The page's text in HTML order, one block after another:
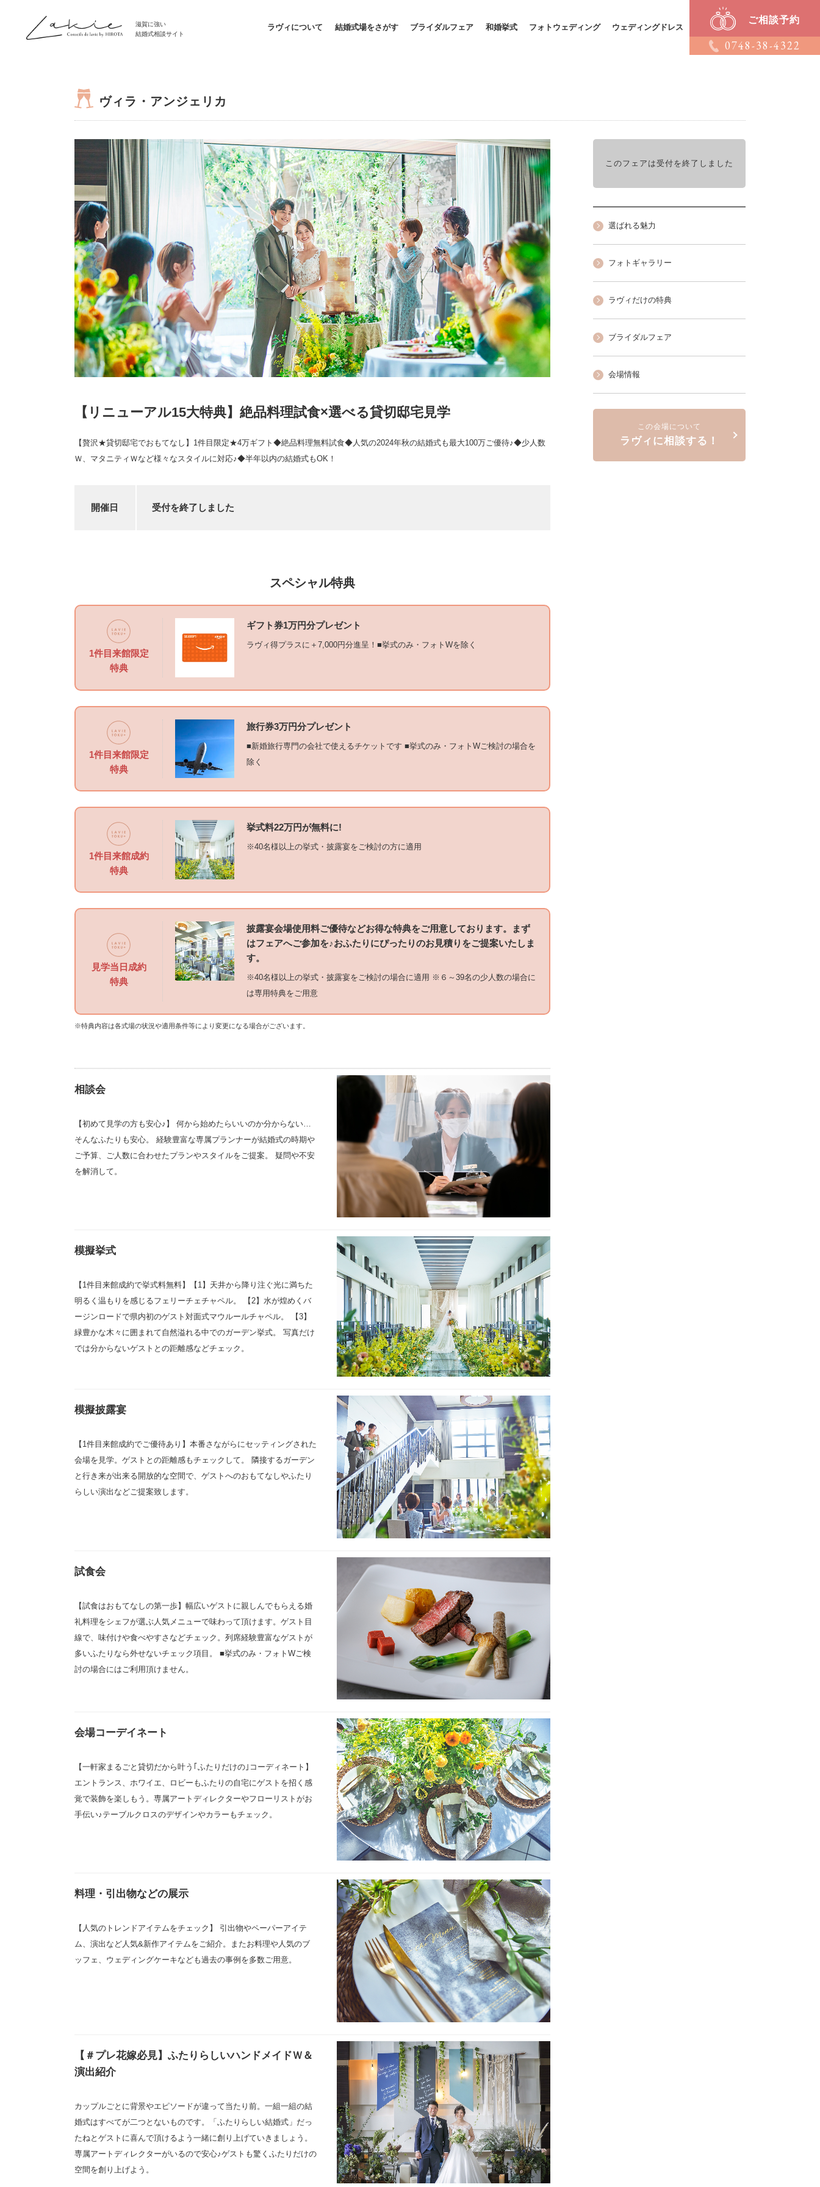
滋賀に強い
結婚式相談サイト
ご相談予約
0748-38-4322
ラヴィについて 結婚式場をさがす ブライダルフェア 和婚挙式 フォトウェディング ウェディングドレス
ヴィラ・アンジェリカ
【リニューアル15大特典】絶品料理試食×選べる貸切邸宅見学
【贅沢★貸切邸宅でおもてなし】1件目限定★4万ギフト◆絶品料理無料試食◆人気の2024年秋の結婚式も最大100万ご優待♪◆少人数
Ｗ、マタニティＷなど様々なスタイルに対応♪◆半年以内の結婚式もOK！
開催日 受付を終了しました
スペシャル特典
1件目来館限定
特典
ギフト券1万円分プレゼント
ラヴィ得プラスに＋7,000円分進呈！■挙式のみ・フォトWを除く
1件目来館限定
特典
旅行券3万円分プレゼント
■新婚旅行専門の会社で使えるチケットです ■挙式のみ・フォトWご検討の場合を
除く
1件目来館成約
特典
挙式料22万円が無料に!
※40名様以上の挙式・披露宴をご検討の方に適用
見学当日成約
特典
披露宴会場使用料ご優待などお得な特典をご用意しております。まず
はフェアへご参加を♪おふたりにぴったりのお見積りをご提案いたしま
す。
※40名様以上の挙式・披露宴をご検討の場合に適用 ※６～39名の少人数の場合に
は専用特典をご用意
※特典内容は各式場の状況や適用条件等により変更になる場合がございます。
相談会
【初めて見学の方も安心♪】 何から始めたらいいのか分からない…
そんなふたりも安心。 経験豊富な専属プランナーが結婚式の時期や
ご予算、ご人数に合わせたプランやスタイルをご提案。 疑問や不安
を解消して。
模擬挙式
【1件目来館成約で挙式料無料】【1】天井から降り注ぐ光に満ちた
明るく温もりを感じるフェリーチェチャペル。 【2】水が煌めくバ
ージンロードで県内初のゲスト対面式マウルールチャペル。 【3】
緑豊かな木々に囲まれて自然溢れる中でのガーデン挙式。 写真だけ
では分からないゲストとの距離感などチェック。
模擬披露宴
【1件目来館成約でご優待あり】本番さながらにセッティングされた
会場を見学。ゲストとの距離感もチェックして。 隣接するガーデン
と行き来が出来る開放的な空間で、ゲストへのおもてなしやふたり
らしい演出などご提案致します。
試食会
【試食はおもてなしの第一歩】幅広いゲストに親しんでもらえる婚
礼料理をシェフが選ぶ人気メニューで味わって頂けます。ゲスト目
線で、味付けや食べやすさなどチェック。列席経験豊富なゲストが
多いふたりなら外せないチェック項目。 ■挙式のみ・フォトWご検
討の場合にはご利用頂けません。
会場コーデイネート
【一軒家まるごと貸切だから叶う｢ふたりだけの｣コーディネート】
エントランス、ホワイエ、ロビーもふたりの自宅にゲストを招く感
覚で装飾を楽しもう。専属アートディレクターやフローリストがお
手伝い♪テーブルクロスのデザインやカラーもチェック。
料理・引出物などの展示
【人気のトレンドアイテムをチェック】 引出物やペーパーアイテ
ム、演出など人気&新作アイテムをご紹介。またお料理や人気のブ
ッフェ、ウェディングケーキなども過去の事例を多数ご用意。
【＃プレ花嫁必見】ふたりらしいハンドメイドＷ＆
演出紹介
カップルごとに背景やエピソードが違って当たり前。一組一組の結
婚式はすべてが二つとないものです。「ふたりらしい結婚式」だっ
たねとゲストに喜んで頂けるよう一緒に創り上げていきましょう。
専属アートディレクターがいるので安心♪ゲストも驚くふたりだけの
空間を創り上げよう。
このフェアは受付を終了しました
選ばれる魅力
フォトギャラリー
ラヴィだけの特典
ブライダルフェア
会場情報
この会場について
ラヴィに相談する！